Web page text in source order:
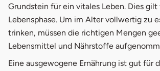
Tipps & Beispiel für
3. Gesunde Kost für Senioren
Trend: Intuitives Essen
Grundstein für ein vitales Leben. Dies
Lebensphase. Um im Alter vollwertig zu
trinken, müssen die richtigen Mengen
Lebensmittel und Nährstoffe
Eine ausgewogene Ernährung ist gut für